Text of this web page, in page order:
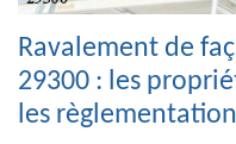
Ravalement de
29300 : les
les